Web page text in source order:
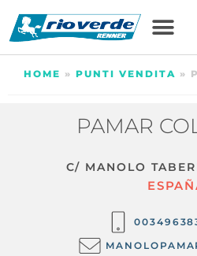
HOME » PUNTI VENDITA »
PAMAR
C/ MANOLO